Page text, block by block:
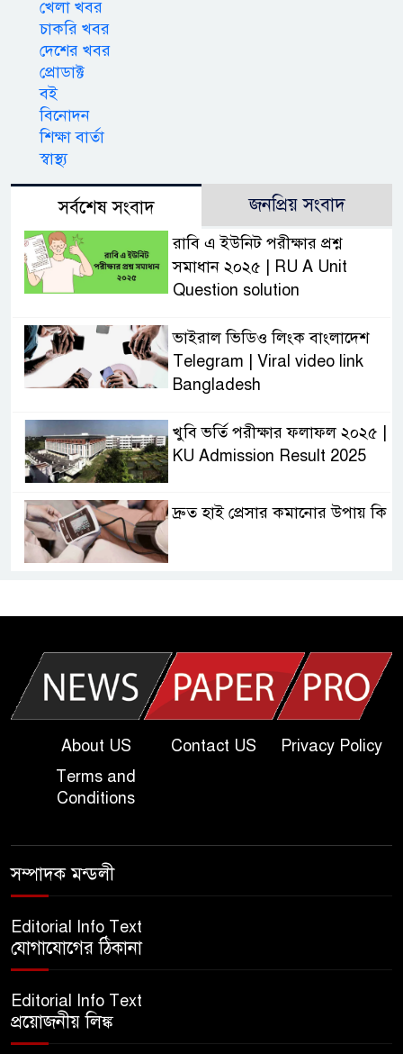
খেলা খবর
চাকরি খবর
দেশের খবর
প্রোডাক্ট
বই
বিনোদন
শিক্ষা বার্তা
স্বাস্থ্য
সর্বশেষ সংবাদ জনপ্রিয় সংবাদ
রাবি এ ইউনিট পরীক্ষার প্রশ্ন
সমাধান ২০২৫ | RU A Unit
Question solution
ভাইরাল ভিডিও লিংক বাংলাদেশ
Telegram | Viral video link
Bangladesh
খুবি ভর্তি পরীক্ষার ফলাফল ২০২৫ |
KU Admission Result 2025
দ্রুত হাই প্রেসার কমানোর উপায় কি
| Today Dakhil Exam
খুবি সি ইউনিট ভর্তি পরীক্ষার প্রশ্ন
২০২৫ | KU C Unit Admission
Question
About US Contact US
Privacy Policy
Terms and
Conditions
সম্পাদক মন্ডলী
Editorial Info Text
যোগাযোগের ঠিকানা
Editorial Info Text
প্রয়োজনীয় লিঙ্ক